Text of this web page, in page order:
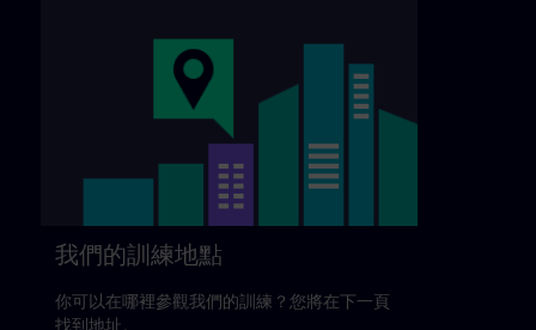
我們的訓練地點
你可以在哪裡參觀我們的訓練？您將在下一頁
找到地址。